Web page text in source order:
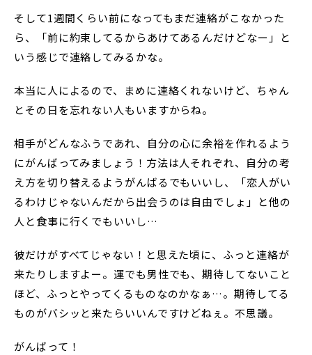
そして1週間くらい前になってもまだ連絡がこなかった
ら、「前に約束してるからあけてあるんだけどなー」と
いう感じで連絡してみるかな。
本当に人によるので、まめに連絡くれないけど、ちゃん
とその日を忘れない人もいますからね。
相手がどんなふうであれ、自分の心に余裕を作れるよう
にがんばってみましょう！方法は人それぞれ、自分の考
え方を切り替えるようがんばるでもいいし、「恋人がい
るわけじゃないんだから出会うのは自由でしょ」と他の
人と食事に行くでもいいし…
彼だけがすべてじゃない！と思えた頃に、ふっと連絡が
来たりしますよー。運でも男性でも、期待してないこと
ほど、ふっとやってくるものなのかなぁ…。期待してる
ものがバシッと来たらいいんですけどねぇ。不思議。
がんばって！